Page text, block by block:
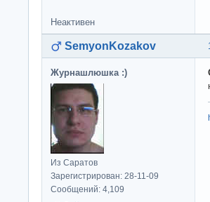
Неактивен
SemyonKozakov
Журнашлюшка :)
Из Саратов
Зарегистрирован: 28-11-09
Сообщений: 4,109